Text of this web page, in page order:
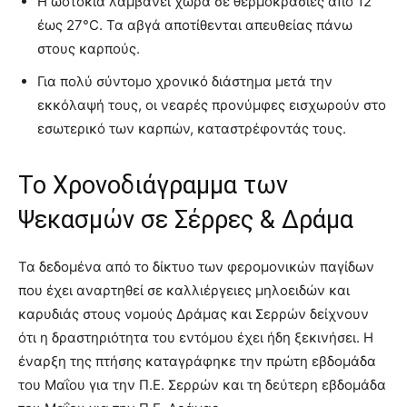
έως 27°C. Τα αβγά αποτίθενται απευθείας πάνω
στους καρπούς.
Για πολύ σύντομο χρονικό διάστημα μετά την
εκκόλαψή τους, οι νεαρές προνύμφες εισχωρούν στο
εσωτερικό των καρπών, καταστρέφοντάς τους.
Το Χρονοδιάγραμμα των
Ψεκασμών σε Σέρρες & Δράμα
Τα δεδομένα από το δίκτυο των φερομονικών παγίδων
που έχει αναρτηθεί σε καλλιέργειες μηλοειδών και
καρυδιάς στους νομούς Δράμας και Σερρών δείχνουν
ότι η δραστηριότητα του εντόμου έχει ήδη ξεκινήσει. Η
έναρξη της πτήσης καταγράφηκε την πρώτη εβδομάδα
του Μαΐου για την Π.Ε. Σερρών και τη δεύτερη εβδομάδα